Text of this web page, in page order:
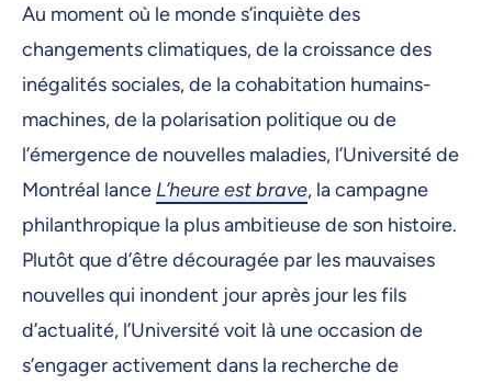
Au moment où le monde s’inquiète des
changements climatiques, de la croissance des
inégalités sociales, de la cohabitation humains-
machines, de la polarisation politique ou de
l’émergence de nouvelles maladies, l’Université de
Montréal lance L’heure est brave, la campagne
philanthropique la plus ambitieuse de son histoire.
Plutôt que d’être découragée par les mauvaises
nouvelles qui inondent jour après jour les fils
d’actualité, l’Université voit là une occasion de
s’engager activement dans la recherche de